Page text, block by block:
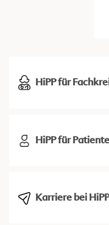
HiPP für
HiPP für
Karriere bei HiPP